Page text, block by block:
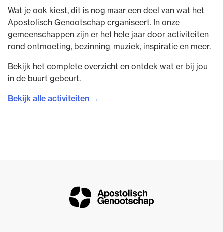
Wat je ook kiest, dit is nog maar een deel van wat het
Apostolisch Genootschap organiseert. In onze
gemeenschappen zijn er het hele jaar door activiteiten
rond ontmoeting, bezinning, muziek, inspiratie en meer.
Bekijk het complete overzicht en ontdek wat er bij jou
in de buurt gebeurt.
Bekijk alle activiteiten →